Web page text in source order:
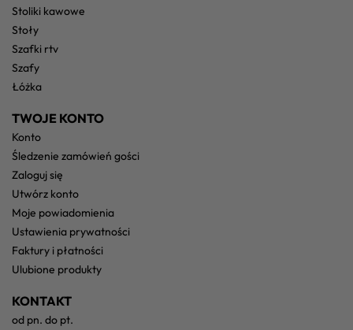
stoliki kawowe
stoły
szafki rtv
szafy
łóżka
TWOJE KONTO
konto
śledzenie zamówień gości
zaloguj się
utwórz konto
moje powiadomienia
ustawienia prywatności
faktury i płatności
ulubione produkty
KONTAKT
od pn. do pt.